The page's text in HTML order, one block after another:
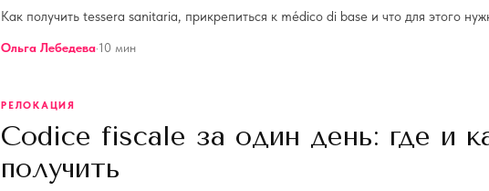
Как получить tessera sanitaria, прикрепиться к médico di base и что для этого
Ольга Лебедева·10 мин
РЕЛОКАЦИЯ
Codice fiscale за один день: где и
получить